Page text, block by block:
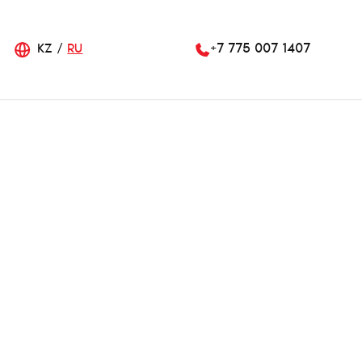
KZ RU +7 775 007 1407